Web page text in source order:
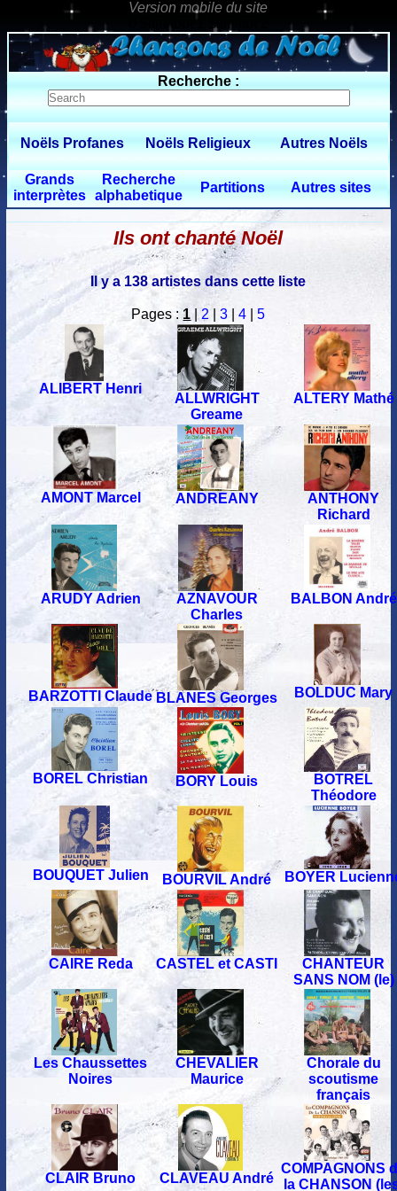
0 $limitbot 1 $limittot 2
Recherche :
Noëls Profanes Noëls Religieux Autres Noëls
Grands
interprètes
Recherche
alphabetique
Partitions Autres sites
Ils ont chanté Noël
Il y a 138 artistes dans cette liste
Pages : 1|2 |3 |4 |5
ALIBERT Henri
ALLWRIGHT
Greame
ALTERY Mathé
AMONT Marcel ANDREANY
ANTHONY
Richard
ARUDY Adrien
AZNAVOUR
Charles
BALBON André
BARZOTTI Claude BLANES Georges BOLDUC Mary
BOREL Christian BORY Louis
BOTREL
Théodore
BOUQUET Julien BOURVIL André BOYER
CAIRE Reda CASTEL et CASTI
CHANTEUR
SANS NOM (le)
Les Chaussettes
Noires
CHEVALIER
Maurice
Chorale du
scoutisme
français
CLAIR Bruno CLAVEAU André
COMPAGNONS
la CHANSON